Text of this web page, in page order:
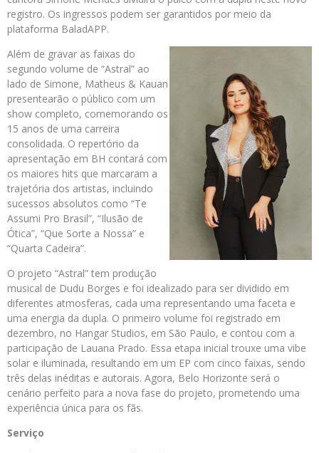
registro. Os ingressos podem ser garantidos por meio da
plataforma BaladAPP.
Além de gravar as faixas do
segundo volume de “Astral” ao
lado de Simone, Matheus & Kauan
presentearão o público com um
show completo, comemorando os
15 anos de uma carreira
consolidada. O repertório da
apresentação em BH contará com
os maiores hits que marcaram a
trajetória dos artistas, incluindo
sucessos absolutos como “Te
Assumi Pro Brasil”, “Ilusão de
Ótica”, “Que Sorte a Nossa” e
“Quarta Cadeira”.
O projeto “Astral” tem produção
musical de Dudu Borges e foi idealizado para ser dividido em
diferentes atmosferas, cada uma representando uma faceta e
uma energia da dupla. O primeiro volume foi registrado em
dezembro, no Hangar Studios, em São Paulo, e contou com a
participação de Lauana Prado. Essa etapa inicial trouxe uma vibe
solar e iluminada, resultando em um EP com cinco faixas, sendo
três delas inéditas e autorais. Agora, Belo Horizonte será o
cenário perfeito para a nova fase do projeto, prometendo uma
experiência única para os fãs.
Serviço